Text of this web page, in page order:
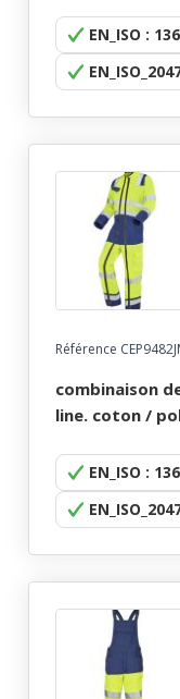
EN_ISO :
Référence
combinaison
line. coton /
EN_ISO :